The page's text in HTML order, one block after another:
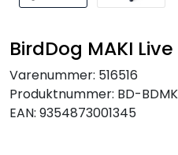
BirdDog MAKI
Varenummer: 516516
Produktnummer: BD-
EAN: 9354873001345